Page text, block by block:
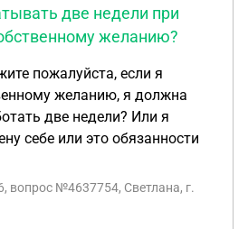
две недели при
желанию?
пожалуйста, если я
желанию, я должна
две недели? Или я
себе или это обязанности
, вопрос №4637754, Светлана, г.